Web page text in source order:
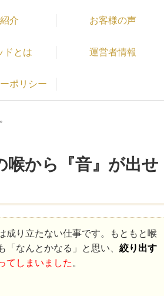
介 お客様の声
ドとは 運営者情報
ポリシー
喉から『音』が出せ
成り立たない仕事です。もともと喉
「なんとかなる」と思い、 絞り出す
てしまいました 。